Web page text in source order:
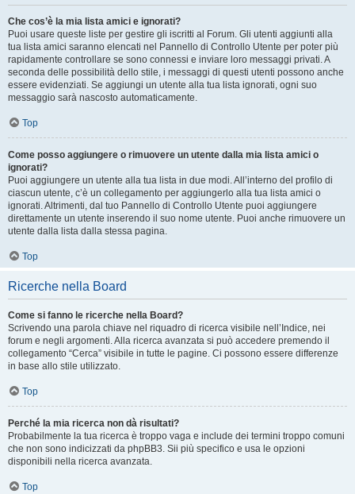
Che cos’è la mia lista amici e ignorati?
Puoi usare queste liste per gestire gli iscritti al Forum. Gli utenti aggiunti alla
tua lista amici saranno elencati nel Pannello di Controllo Utente per poter più
rapidamente controllare se sono connessi e inviare loro messaggi privati. A
seconda delle possibilità dello stile, i messaggi di questi utenti possono anche
essere evidenziati. Se aggiungi un utente alla tua lista ignorati, ogni suo
messaggio sarà nascosto automaticamente.
Top
Come posso aggiungere o rimuovere un utente dalla mia lista amici o
ignorati?
Puoi aggiungere un utente alla tua lista in due modi. All’interno del profilo di
ciascun utente, c’è un collegamento per aggiungerlo alla tua lista amici o
ignorati. Altrimenti, dal tuo Pannello di Controllo Utente puoi aggiungere
direttamente un utente inserendo il suo nome utente. Puoi anche rimuovere un
utente dalla lista dalla stessa pagina.
Top
Ricerche nella Board
Come si fanno le ricerche nella Board?
Scrivendo una parola chiave nel riquadro di ricerca visibile nell’Indice, nei
forum e negli argomenti. Alla ricerca avanzata si può accedere premendo il
collegamento “Cerca” visibile in tutte le pagine. Ci possono essere differenze
in base allo stile utilizzato.
Top
Perché la mia ricerca non dà risultati?
Probabilmente la tua ricerca è troppo vaga e include dei termini troppo comuni
che non sono indicizzati da phpBB3. Sii più specifico e usa le opzioni
disponibili nella ricerca avanzata.
Top